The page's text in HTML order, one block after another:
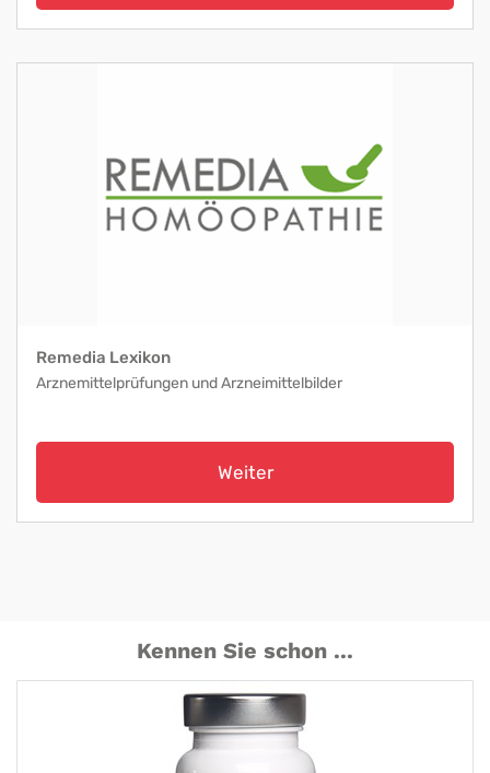
Remedia Lexikon
Arznemittelprüfungen und Arzneimittelbilder
Weiter
Kennen Sie schon ...